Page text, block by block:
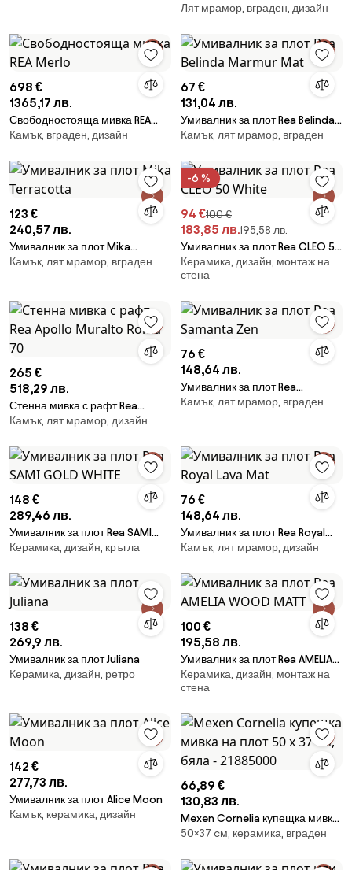
Rea GOYA BLACK MAT 50CM
Лят мрамор, вграден, дизайн
698 €
1365,17 лв.
Свободностояща мивка REA
Merlo
Камък, вграден, дизайн
67 €
131,04 лв.
Умивалник за плот Rea Belinda
Marmur Mat
Камък, лят мрамор, вграден
123 €
240,57 лв.
Умивалник за плот Mika
Terracotta
Камък, лят мрамор, вграден
-6 %
94 €100 €
183,85 лв.195,58 лв.
Умивалник за плот Rea CLEO 50
White
Керамика, дизайн, монтаж на
стена
265 €
518,29 лв.
Стенна мивка с рафт Rea
Apollo Muralto Roma 70
Камък, лят мрамор, дизайн
76 €
148,64 лв.
Умивалник за плот Rea
Samanta Zen
Камък, лят мрамор, вграден
148 €
289,46 лв.
Умивалник за плот Rea SAMI
GOLD WHITE
Керамика, дизайн, кръгла
76 €
148,64 лв.
Умивалник за плот Rea Royal
Lava Mat
Камък, лят мрамор, дизайн
138 €
269,9 лв.
Умивалник за плот Juliana
Керамика, дизайн, ретро
100 €
195,58 лв.
Умивалник за плот Rea AMELIA
WOOD MATT
Керамика, дизайн, монтаж на
стена
142 €
277,73 лв.
Умивалник за плот Alice Moon
Камък, керамика, дизайн
66,89 €
130,83 лв.
Mexen Cornelia купещка мивка
на плот 50 x 37 см, бяла -
50×37 cм, керамика, вграден